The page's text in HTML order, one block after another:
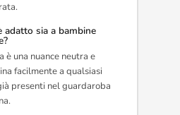
adatto sia a bambine
è una nuance neutra e
facilmente a qualsiasi
presenti nel guardaroba